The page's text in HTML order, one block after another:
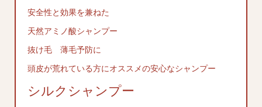
安全性と効果を兼ねた
天然アミノ酸シャンプー
抜け毛 薄毛予防に
頭皮が荒れている方にオススメの安心なシャンプー
シルクシャンプー